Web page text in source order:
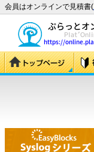
会員はオンラインで見積書(